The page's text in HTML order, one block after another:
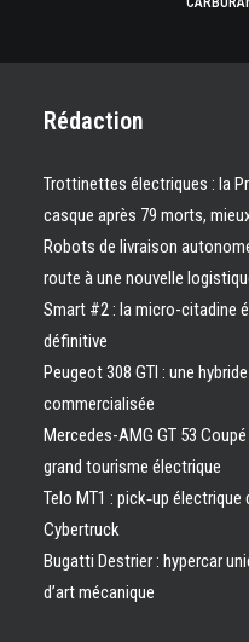
Rédaction
Trottinettes électriques : la
casque après 79 morts,
Robots de livraison
route à une nouvelle
Smart #2 : la micro-citadine
définitive
Peugeot 308 GTI : une
commercialisée
Mercedes-AMG GT 53
grand tourisme électrique
Telo MT1 : pick‑up
Cybertruck
Bugatti Destrier : hypercar
d’art mécanique